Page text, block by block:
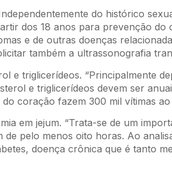
do histórico
dos 18 anos para prevenção
e de outras doenças
também a ultrassonografia
e triglicerídeos. “Principalmente
e triglicerídeos devem ser
do coração fazem 300 mil vítimas
em jejum. “Trata-se de um
de pelo menos oito horas. Ao
doença crônica que é tanto